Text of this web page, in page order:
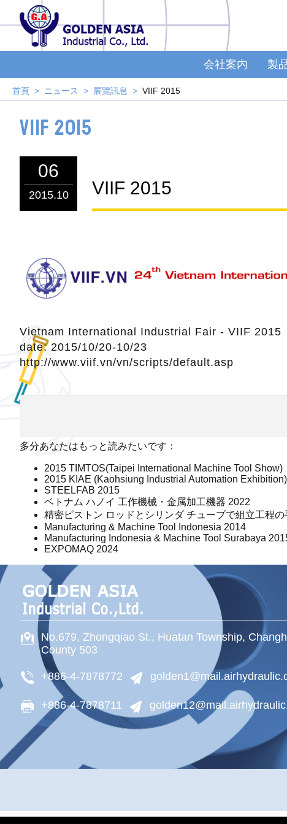
会社案内 製
首頁 ニュース 展覽訊息 VIIF 2015
VIIF 2015
06
2015.10 VIIF 2015
Vietnam International Industrial Fair - VIIF 2015
date: 2015/10/20-10/23
http://www.viif.vn/vn/scripts/default.asp
多分あなたはもっと読みたいです：
2015 TIMTOS(Taipei International Machine Tool Show)
2015 KIAE (Kaohsiung Industrial Automation Exhibition)
STEELFAB 2015
ベトナム ハノイ 工作機械・金属加工機器 2022
精密ピストン ロッドとシリンダ チューブで組立工程
Manufacturing & Machine Tool Indonesia 2014
Manufacturing Indonesia & Machine Tool Surabaya
EXPOMAQ 2024
No.679, Zhongqiao St., Huatan Township,
County 503
+886-4-7878772
+886-4-7878711